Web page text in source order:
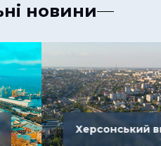
новини
Херсонський